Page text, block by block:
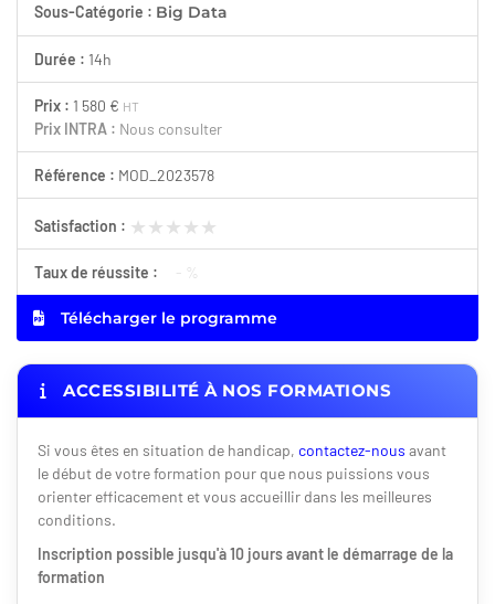
Sous-Catégorie : Big Data
Durée : 14h
Prix : 1 580 € HT
Prix INTRA : Nous consulter
Référence : MOD_2023578
Satisfaction : ★★★★★
★★★★★
Taux de réussite : - %
Télécharger le programme
ACCESSIBILITÉ À NOS FORMATIONS
Si vous êtes en situation de handicap, contactez-nous avant
le début de votre formation pour que nous puissions vous
orienter efficacement et vous accueillir dans les meilleures
conditions.
Inscription possible jusqu'à 10 jours avant le démarrage de la
formation